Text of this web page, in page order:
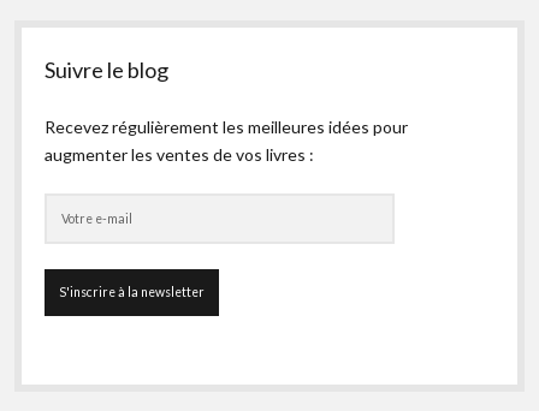
Suivre le blog
Recevez régulièrement les meilleures idées pour
augmenter les ventes de vos livres :